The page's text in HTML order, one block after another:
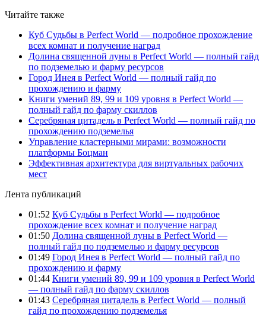
Читайте также
Куб Судьбы в Perfect World — подробное прохождение
всех комнат и получение наград
Долина священной луны в Perfect World — полный гайд
по подземелью и фарму ресурсов
Город Инея в Perfect World — полный гайд по
прохождению и фарму
Книги умений 89, 99 и 109 уровня в Perfect World —
полный гайд по фарму скиллов
Серебряная цитадель в Perfect World — полный гайд по
прохождению подземелья
Управление кластерными мирами: возможности
платформы Боцман
Эффективная архитектура для виртуальных рабочих
мест
Лента публикаций
01:52 Куб Судьбы в Perfect World — подробное
прохождение всех комнат и получение наград
01:50 Долина священной луны в Perfect World —
полный гайд по подземелью и фарму ресурсов
01:49 Город Инея в Perfect World — полный гайд по
прохождению и фарму
01:44 Книги умений 89, 99 и 109 уровня в Perfect World
— полный гайд по фарму скиллов
01:43 Серебряная цитадель в Perfect World — полный
гайд по прохождению подземелья